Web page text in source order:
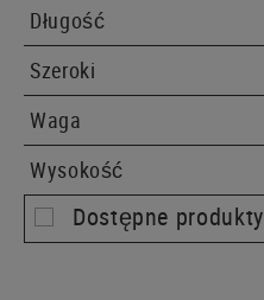
Długość
Szeroki
Waga
Wysokość
Dostępne produkty